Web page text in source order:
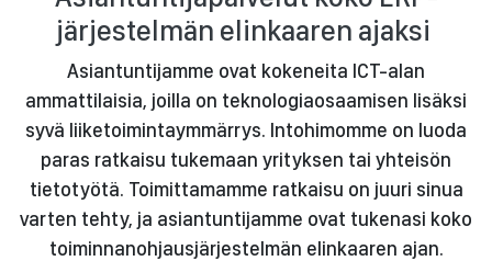
järjestelmän elinkaaren ajaksi
Asiantuntijamme ovat kokeneita ICT-alan
ammattilaisia, joilla on teknologiaosaamisen lisäksi
syvä liiketoimintaymmärrys. Intohimomme on luoda
paras ratkaisu tukemaan yrityksen tai yhteisön
tietotyötä. Toimittamamme ratkaisu on juuri sinua
varten tehty, ja asiantuntijamme ovat tukenasi koko
toiminnanohjausjärjestelmän elinkaaren ajan.